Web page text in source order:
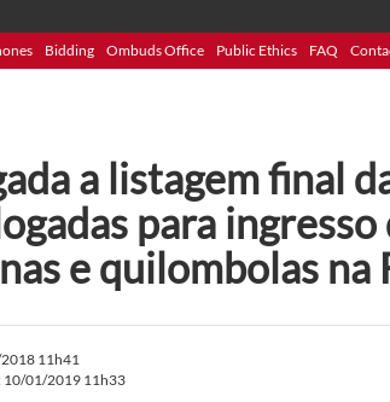
Bidding Ombuds Office Public Ethics FAQ
a listagem final
para
e quilombolas na
11h41
10/01/2019 11h33